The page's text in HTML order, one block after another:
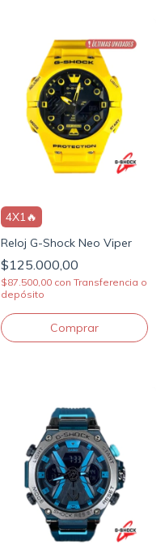
4X1🔥
Reloj G-Shock Neo Viper
$125.000,00
$87.500,00 con Transferencia o
depósito